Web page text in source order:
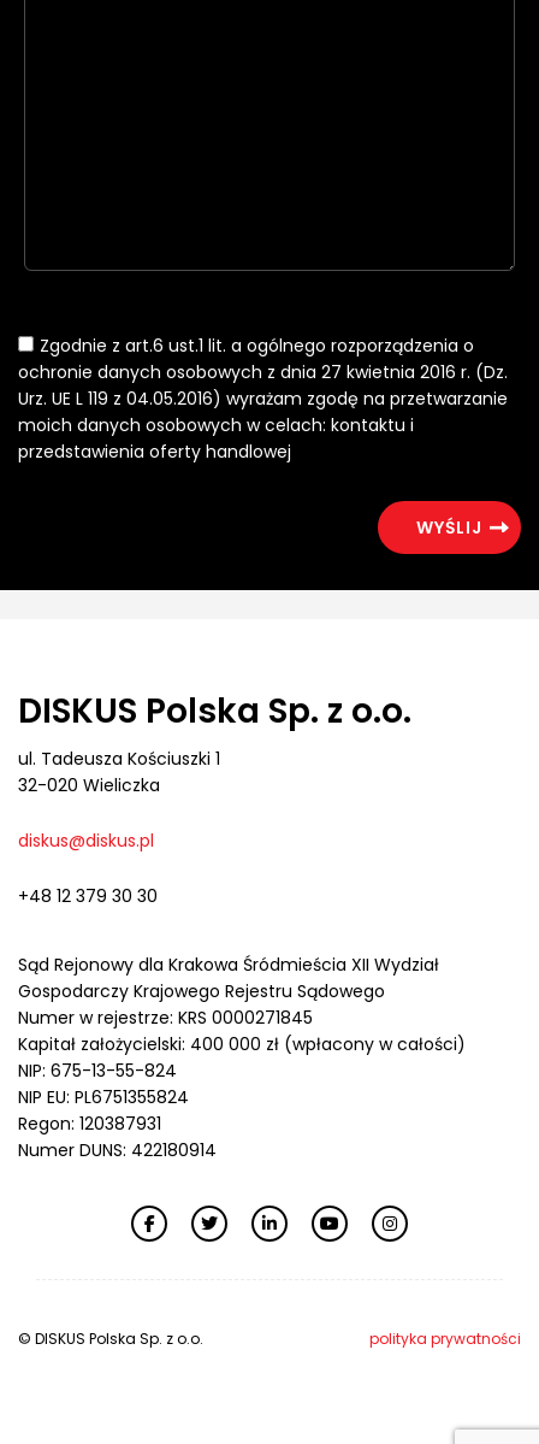
Zgodnie z art.6 ust.1 lit. a ogólnego rozporządzenia o
ochronie danych osobowych z dnia 27 kwietnia 2016 r. (Dz.
Urz. UE L 119 z 04.05.2016) wyrażam zgodę na przetwarzanie
moich danych osobowych w celach: kontaktu i
przedstawienia oferty handlowej
DISKUS Polska Sp. z o.o.
ul. Tadeusza Kościuszki 1
32-020 Wieliczka
diskus@diskus.pl
+48 12 379 30 30
Sąd Rejonowy dla Krakowa Śródmieścia XII Wydział
Gospodarczy Krajowego Rejestru Sądowego
Numer w rejestrze: KRS 0000271845
Kapitał założycielski: 400 000 zł (wpłacony w całości)
NIP: 675-13-55-824
NIP EU: PL6751355824
Regon: 120387931
Numer DUNS: 422180914
© DISKUS Polska Sp. z o.o. polityka prywatności